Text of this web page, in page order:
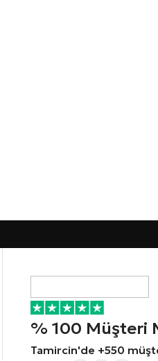
% 100 Müşteri
Tamircin'de +550